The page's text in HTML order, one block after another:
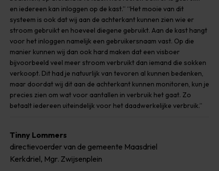
en iedereen kan inloggen op de kast.” “Het mooie van dit
systeem is ook dat wij aan de achterkant kunnen zien wie er
stroom gebruikt en hoeveel diegene gebruikt. Aan de kast hangt
voor het inloggen namelijk een gebruikersnaam vast. Op die
manier kunnen wij dan ook hard maken dat een visboer
bijvoorbeeld veel meer stroom verbruikt dan iemand die sokken
verkoopt. Dit had je natuurlijk van tevoren al kunnen bedenken,
maar doordat wij dit aan de achterkant kunnen monitoren, kun je
precies zien om wat voor aantallen in verbruik het gaat. Zo
betaalt iedereen uiteindelijk voor het daadwerkelijke verbruik.”
Tinny Lommers
directievoerder van de gemeente Maasdriel
Kerkdriel, Mgr. Zwijsenplein